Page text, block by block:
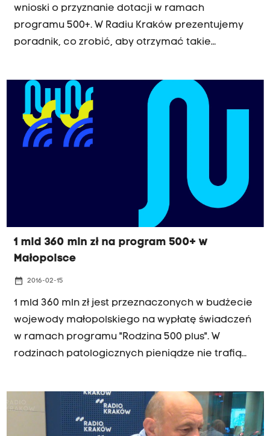
wnioski o przyznanie dotacji w ramach
programu 500+. W Radiu Kraków prezentujemy
poradnik, co zrobić, aby otrzymać takie
1 mld 360 mln zł na program 500+ w
Małopolsce
date_range 2016-02-15
1 mld 360 mln zł jest przeznaczonych w budżecie
wojewody małopolskiego na wypłatę świadczeń
w ramach programu "Rodzina 500 plus". W
rodzinach patologicznych pieniądze nie trafią